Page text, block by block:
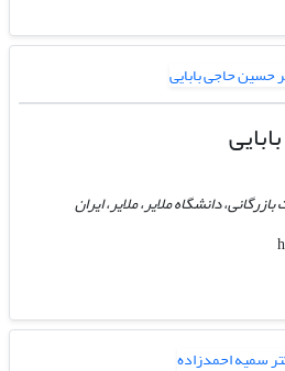
دانشگاه ملایر، ملایر، ایران